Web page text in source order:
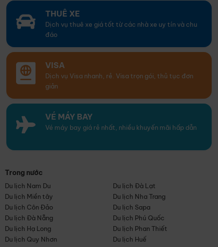
THUÊ XE
Dịch vụ thuê xe giá tốt từ các nhà xe uy tín và chu
đáo
VISA
Dịch vụ Visa nhanh, rẻ. Visa trọn gói, thủ tục đơn
giản
VÉ MÁY BAY
Vé máy bay giá rẻ nhất, nhiều khuyến mãi hấp dẫn
Trong nước
Du lịch Nam Du
Du lịch Đà Lạt
Du lịch Miền tây
Du lịch Nha Trang
Du lịch Côn Đảo
Du lịch Sapa
Du lịch Đà Nẵng
Du lịch Phú Quốc
Du lịch Hạ Long
Du lịch Phan Thiết
Du lịch Quy Nhơn
Du lịch Huế